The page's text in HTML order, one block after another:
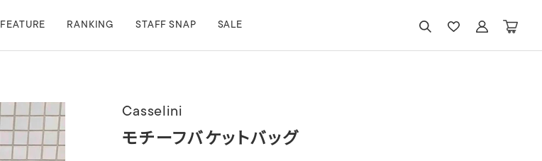
FEATURE RANKING STAFF SNAP SALE
Casselini
モチーフバケットバッグ